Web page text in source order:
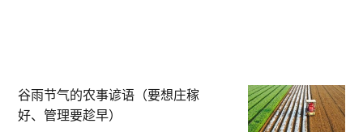
谷雨节气的农事谚语（要想庄稼
好、管理要趁早）